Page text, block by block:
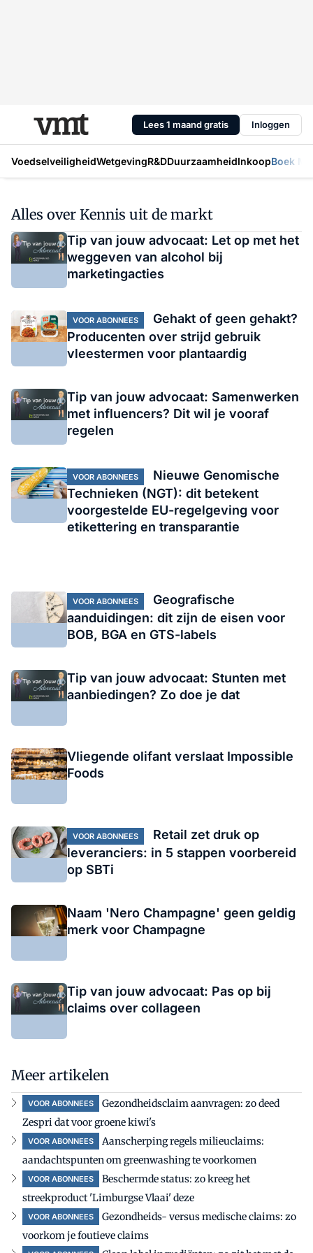
Lees 1 maand gratis Inloggen
VoedselveiligheidWetgevingR&DDuurzaamheidInkoopBoek
Alles over Kennis uit de markt
Tip van jouw advocaat: Let op met het
weggeven van alcohol bij
marketingacties
VOOR ABONNEES
Gehakt of geen gehakt?
Producenten over strijd gebruik
vleestermen voor plantaardig
Tip van jouw advocaat: Samenwerken
met influencers? Dit wil je vooraf
regelen
VOOR ABONNEES
Nieuwe Genomische
Technieken (NGT): dit betekent
voorgestelde EU-regelgeving voor
etikettering en transparantie
VOOR ABONNEES
Geografische
aanduidingen: dit zijn de eisen voor
BOB, BGA en GTS-labels
Tip van jouw advocaat: Stunten met
aanbiedingen? Zo doe je dat
Vliegende olifant verslaat Impossible
Foods
VOOR ABONNEES
Retail zet druk op
leveranciers: in 5 stappen voorbereid
op SBTi
Naam 'Nero Champagne' geen geldig
merk voor Champagne
Tip van jouw advocaat: Pas op bij
claims over collageen
Meer artikelen
VOOR ABONNEES
Gezondheidsclaim aanvragen: zo deed
Zespri dat voor groene kiwi's
VOOR ABONNEES
Aanscherping regels milieuclaims:
aandachtspunten om greenwashing te voorkomen
VOOR ABONNEES
Beschermde status: zo kreeg het
streekproduct 'Limburgse Vlaai' deze
VOOR ABONNEES
Gezondheids- versus medische claims: zo
voorkom je foutieve claims